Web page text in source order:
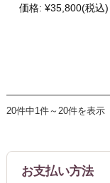
価格: ¥35,800(税込)
20件中1件～20件を表示
お支払い方法